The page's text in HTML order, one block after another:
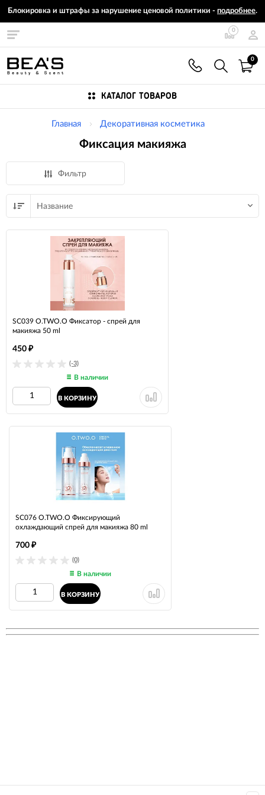
Блокировка и штрафы за нарушение ценовой политики - подробнее.
0
0
КАТАЛОГ ТОВАРОВ
Главная Декоративная косметика
Фиксация макияжа
Фильтр
Название
SC039 O.TWO.O Фиксатор - спрей для
макияжа 50 ml
(-3)
450 ₽
В наличии
В КОРЗИНУ
SC076 O.TWO.O Фиксирующий
охлаждающий спрей для макияжа 80 ml
(0)
700 ₽
В наличии
В КОРЗИНУ